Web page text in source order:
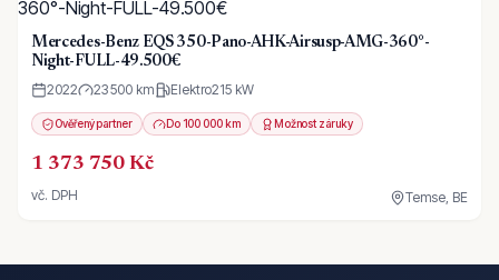
Mercedes-Benz EQS 350-Pano-AHK-Airsusp-AMG-360°-
Night-FULL-49.500€
2022 23 500 km Elektro215 kW
Ověřený partner Do 100 000 km Možnost záruky
1 373 750 Kč
vč. DPH Temse, BE